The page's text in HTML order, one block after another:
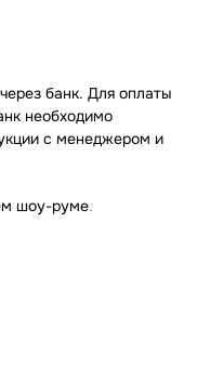
банк. Для оплаты
необходимо
с менеджером и
шоу-руме.